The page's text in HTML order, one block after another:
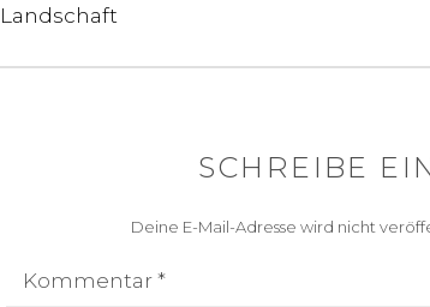
Previous
Landschaft
SCHREIBE
Deine E-Mail-Adresse wird nicht
Kommentar *